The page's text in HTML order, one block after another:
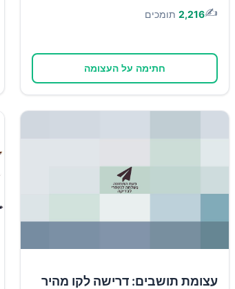
✍️
2,216 תומכים
חתימה על העצומה
עצומת תושבים: דרישה לקו מהיר